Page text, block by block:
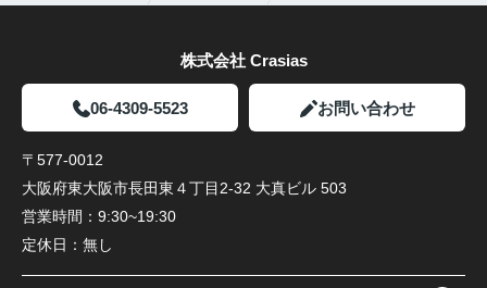
株式会社 Crasias
06-4309-5523 お問い合わせ
〒577-0012
大阪府東大阪市長田東４丁目2-32 大真ビル 503
営業時間： 9:30~19:30
定休日： 無し